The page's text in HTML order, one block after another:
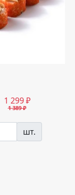
1 299₽
1 389 ₽
шт.